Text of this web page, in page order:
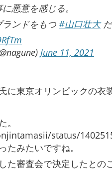
悪意を感じる。
ランドをもつ#山口壮大だ
June 11, 2021
に東京オリンピックの衣
status/
たみたいですね。
た審査会で決定したとの